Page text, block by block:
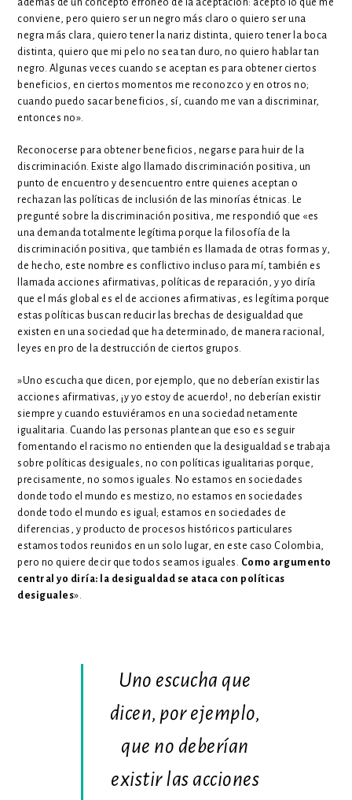
además de un concepto erróneo de la aceptación: acepto lo que me
conviene, pero quiero ser un negro más claro o quiero ser una
negra más clara, quiero tener la nariz distinta, quiero tener la boca
distinta, quiero que mi pelo no sea tan duro, no quiero hablar tan
negro. Algunas veces cuando se aceptan es para obtener ciertos
beneficios, en ciertos momentos me reconozco y en otros no;
cuando puedo sacar beneficios, sí, cuando me van a discriminar,
entonces no».
Reconocerse para obtener beneficios, negarse para huir de la
discriminación. Existe algo llamado discriminación positiva, un
punto de encuentro y desencuentro entre quienes aceptan o
rechazan las políticas de inclusión de las minorías étnicas. Le
pregunté sobre la discriminación positiva, me respondió que «es
una demanda totalmente legítima porque la filosofía de la
discriminación positiva, que también es llamada de otras formas y,
de hecho, este nombre es conflictivo incluso para mí, también es
llamada acciones afirmativas, políticas de reparación, y yo diría
que el más global es el de acciones afirmativas, es legítima porque
estas políticas buscan reducir las brechas de desigualdad que
existen en una sociedad que ha determinado, de manera racional,
leyes en pro de la destrucción de ciertos grupos.
»Uno escucha que dicen, por ejemplo, que no deberían existir las
acciones afirmativas, ¡y yo estoy de acuerdo!, no deberían existir
siempre y cuando estuviéramos en una sociedad netamente
igualitaria. Cuando las personas plantean que eso es seguir
fomentando el racismo no entienden que la desigualdad se trabaja
sobre políticas desiguales, no con políticas igualitarias porque,
precisamente, no somos iguales. No estamos en sociedades
donde todo el mundo es mestizo, no estamos en sociedades
donde todo el mundo es igual; estamos en sociedades de
diferencias, y producto de procesos históricos particulares
estamos todos reunidos en un solo lugar, en este caso Colombia,
pero no quiere decir que todos seamos iguales. Como argumento
central yo diría: la desigualdad se ataca con políticas
desiguales».
Uno escucha que
dicen, por ejemplo,
que no deberían
existir las acciones